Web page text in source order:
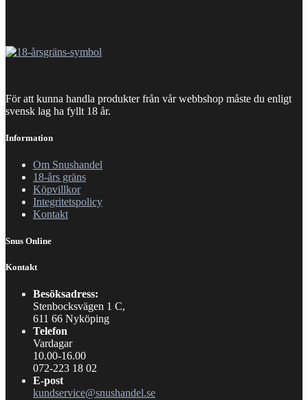
För att kunna handla produkter från vår webbshop måste du enligt
svensk lag ha fyllt 18 år.
Information
Om Snushandel
18-års gräns
Köpvillkor
Integritetspolicy
Kontakt
Snus Online
Kontakt
Besöksadress:
Stenbocksvägen 1 C,
611 66 Nyköping
Telefon
Vardagar
10.00-16.00
072-223 18 02
E-post
kundservice@snushandel.se